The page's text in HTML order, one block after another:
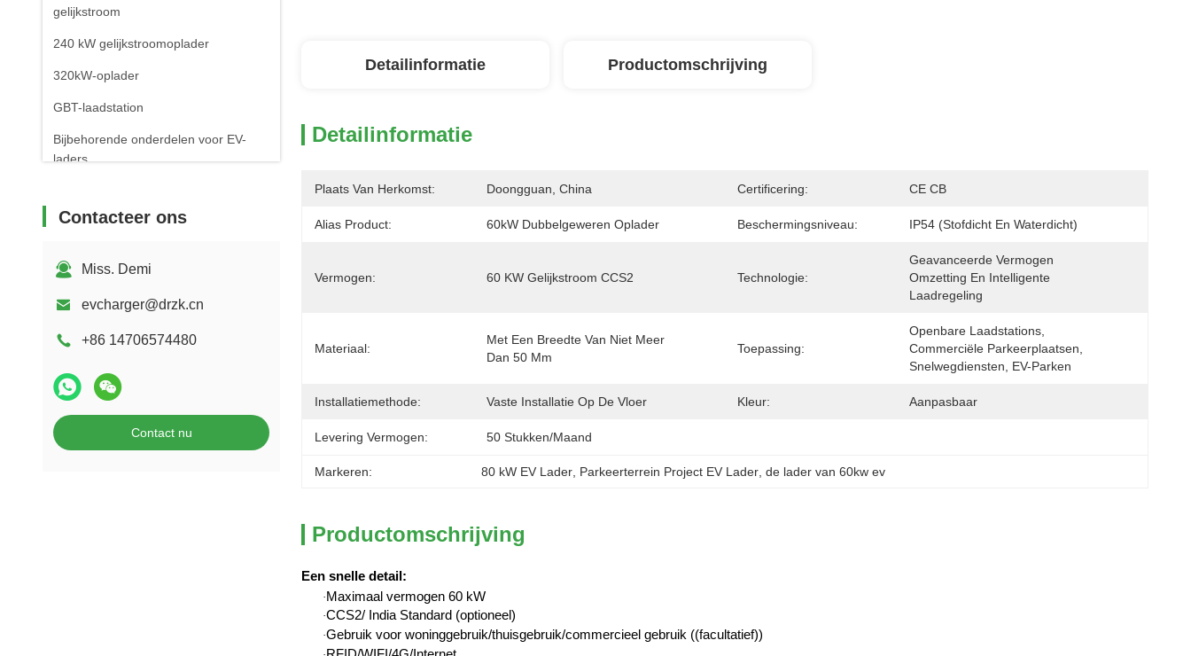
gelijkstroom
240 kW gelijkstroomoplader
320kW-oplader
GBT-laadstation
Bijbehorende onderdelen voor EV-
laders
Contacteer ons
Miss. Demi
evcharger@drzk.cn
+86 14706574480
Contact nu
Detailinformatie Productomschrijving
Detailinformatie
Plaats Van Herkomst: Doongguan, China Certificering: CE CB
Alias Product: 60kW Dubbelgeweren Oplader Beschermingsniveau: IP54 (stofdicht En Waterdicht)
Vermogen: 60 KW Gelijkstroom CCS2 Technologie:
Geavanceerde Vermogen
Omzetting En Intelligente
Laadregeling
Materiaal:
Met Een Breedte Van Niet Meer
Dan 50 Mm
Toepassing:
Openbare Laadstations,
Commerciële Parkeerplaatsen,
Snelwegdiensten, EV-Parken
Installatiemethode: Vaste Installatie Op De Vloer Kleur: Aanpasbaar
Levering Vermogen: 50 Stukken/maand
Markeren: 80 kW EV Lader Parkeerterrein Project EV Lader , de lader van 60kw ev
Productomschrijving
Een snelle detail :
· Maximaal vermogen 60 kW
·CCS2/ India Standard (optioneel)
·Gebruik voor woninggebruik/thuisgebruik/commercieel gebruik ((facultatief))